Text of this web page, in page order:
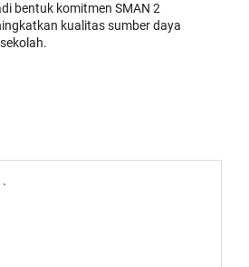
bentuk komitmen SMAN 2
kualitas sumber daya